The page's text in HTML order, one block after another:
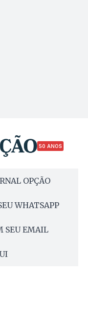
50 ANOS
OPÇÃO
WHATSAPP
SEU EMAIL